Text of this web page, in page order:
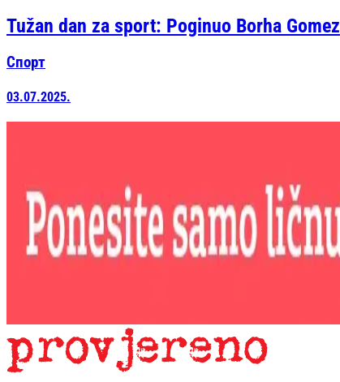
Tužan dan za sport: Poginuo Borha Gomez
Спорт
03.07.2025.